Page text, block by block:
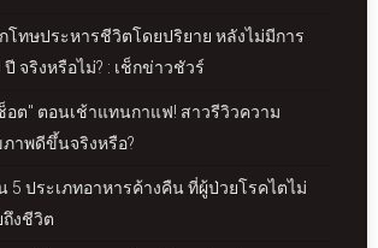
โทษประหารชีวิตโดยปริยาย หลังไม่มีการ
จริงหรือไม่? : เช็กข่าวชัวร์
อต" ตอนเช้าแทนกาแฟ! สาวรีวิวความ
าพดีขึ้นจริงหรือ?
5 ประเภทอาหารค้างคืน ที่ผู้ป่วยโรคไตไม่
งชีวิต